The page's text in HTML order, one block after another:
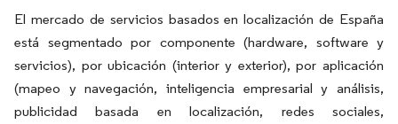
El mercado de servicios basados en localización de España
está segmentado por componente (hardware, software y
servicios), por ubicación (interior y exterior), por aplicación
(mapeo y navegación, inteligencia empresarial y análisis,
publicidad basada en localización, redes sociales,